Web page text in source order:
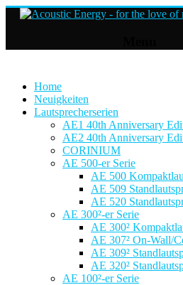
Home
Neuigkeiten
Lautsprecherserien
AE1 40th Anniversary
AE2 40th Anniversary
CORINIUM
AE 500-er Serie
AE 500
AE 509
AE 520
AE 300²-er Serie
AE 300²
AE 307² On-Wall/
AE 309²
AE 320²
AE 100²-er Serie
Lautsprecher